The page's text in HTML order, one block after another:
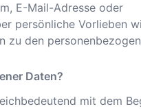
E-Mail-Adresse oder
persönliche Vorlieben
den
Daten?
mit dem